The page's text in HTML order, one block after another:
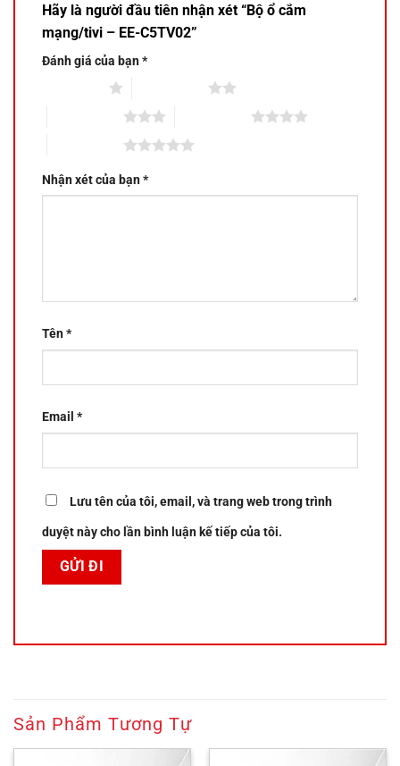
Hãy là người đầu tiên nhận xét “Bộ ổ cắm
mạng/tivi – EE-C5TV02”
Đánh giá của bạn*
Nhận xét của bạn*
Tên*
Email *
Lưu tên của tôi, email, và trang web trong trình
duyệt này cho lần bình luận kế tiếp của tôi.
Sản Phẩm Tương Tự